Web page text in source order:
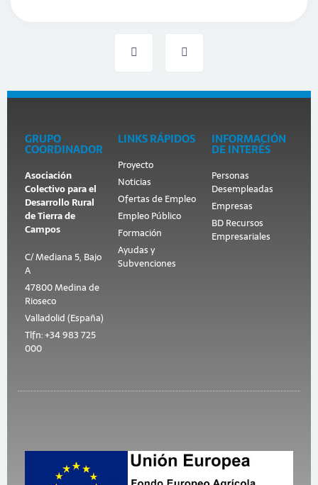
GRUPO
COORDINADOR
Asociación
Colectivo para el
Desarrollo Rural
de Tierra de
Campos
C/ Mediana 5, Bajo
A
47800 Medina de
Rioseco
Valladolid (España)
Tlfn: +34 983 725
000
LINKS RÁPIDOS
Proyecto
Noticias
Ofertas de Empleo
Empleo Público
Formación
Ayudas y
Subvenciones
INFORMACIÓN
DE INTERÉS
Personas
Desempleadas
Empresas
BD Recursos
Empresariales